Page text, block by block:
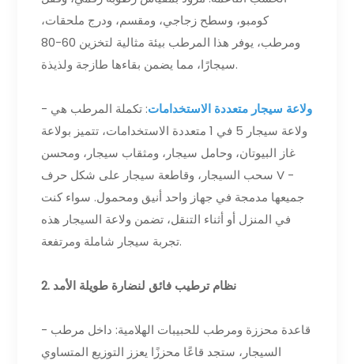
كومبو، وسطح زجاجي، ومقسم، ودرج ملحقات،
ومرطب، يوفر هذا المرطب بيئة مثالية لتخزين 60-80
سيجارًا، مما يضمن بقاءها طازجة ولذيذة.
- ولاعة سيجار متعددة الاستخدامات: تكملة المرطب هي
ولاعة سيجار 5 في 1 متعددة الاستخدامات، تتميز بولاعة
غاز البيوتان، وحامل سيجار، ومثقاب سيجار، ومحسن
سحب السيجار، وقاطعة سيجار على شكل حرف V -
جميعها مدمجة في جهاز واحد أنيق ومحمول. سواء كنت
في المنزل أو أثناء التنقل، تضمن ولاعة السيجار هذه
تجربة سيجار شاملة ومرتفعة.
2. نظام ترطيب فائق لنضارة طويلة الأمد
- قاعدة محززة ومرطب للحبيبات الهلامية: داخل مرطب
السيجار، ستجد قاعًا محززًا يعزز التوزيع المتساوي